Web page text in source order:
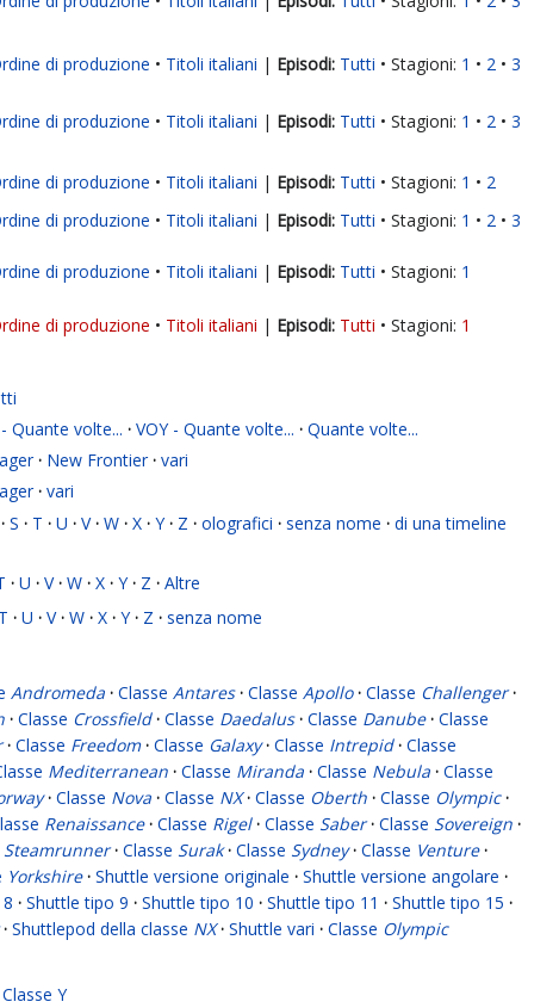
di produzione Titoli italiani | Tutti Stagioni: 1 2
3
di produzione Titoli italiani | Tutti Stagioni: 1 2
3
di produzione Titoli italiani | Tutti Stagioni: 1
2
di produzione Titoli italiani | Tutti Stagioni: 1 2
3
di produzione Titoli italiani | Tutti Stagioni: 1
di produzione Titoli italiani | Tutti Stagioni: 1
Quante volte... · VOY - Quante volte... · Quante volte...
· New Frontier · vari
· vari
· S · T · U · V · W · X · Y · Z · olografici · senza nome · di una timeline
· U · V · W · X · Y · Z · Altre
T · U · V · W · X · Y · Z · senza nome
Andromeda · Classe Antares · Classe Apollo · Classe Challenger ·
· Classe Crossfield · Classe Daedalus · Classe Danube · Classe
· Classe Freedom · Classe Galaxy · Classe Intrepid · Classe
Mediterranean · Classe Miranda · Classe Nebula · Classe
· Classe Nova · Classe NX · Classe Oberth · Classe Olympic ·
Renaissance · Classe Rigel · Classe Saber · Classe Sovereign ·
Steamrunner · Classe Surak · Classe Sydney · Classe Venture ·
Yorkshire · Shuttle versione originale · Shuttle versione angolare ·
· Shuttle tipo 9 · Shuttle tipo 10 · Shuttle tipo 11 · Shuttle tipo 15 ·
· Shuttlepod della classe NX · Shuttle vari · Classe Olympic
Classe Y